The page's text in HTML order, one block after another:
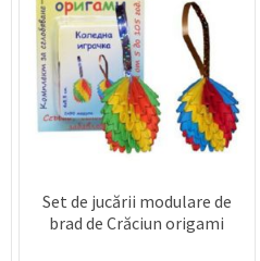
Set de jucării modulare de
brad de Crăciun origami